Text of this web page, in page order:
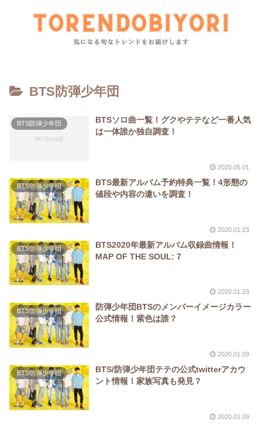
BTS防弾少年団
BTS防弾少年団
BTSソロ曲一覧！グクやテテなど一番人気
は一体誰か独自調査！
2020.05.01
BTS防弾少年団
BTS最新アルバム予約特典一覧！4形態の
値段や内容の違いを調査！
2020.01.23
BTS防弾少年団
BTS2020年最新アルバム収録曲情報！
MAP OF THE SOUL: 7
2020.01.23
BTS防弾少年団
防弾少年団BTSのメンバーイメージカラー
公式情報！紫色は誰？
2020.01.09
BTS防弾少年団
BTS/防弾少年団テテの公式twitterアカウ
ント情報！家族写真も発見？
2020.01.09